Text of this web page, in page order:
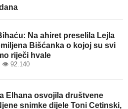
Na ahiret preselila Lejla
Bišćanka o kojoj su svi
riječi hvale
92.140
Elhana osvojila društvene
snimke dijele Toni Cetinski,